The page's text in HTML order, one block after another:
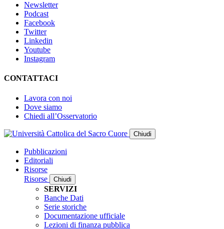
Newsletter
Podcast
Facebook
Twitter
Linkedin
Youtube
Instagram
CONTATTACI
Lavora con noi
Dove siamo
Chiedi all’Osservatorio
Chiudi
Pubblicazioni
Editoriali
Risorse
Risorse
Chiudi
SERVIZI
Banche Dati
Serie storiche
Documentazione ufficiale
Lezioni di finanza pubblica